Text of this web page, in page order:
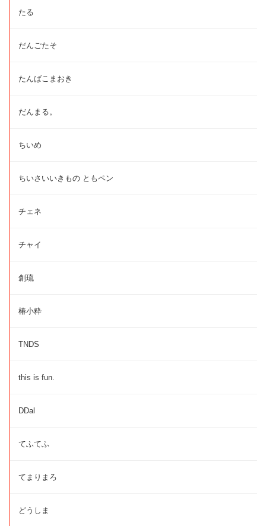
たる
だんごたそ
たんばこまおき
だんまる。
ちいめ
ちいさいいきもの ともペン
チェネ
チャイ
創琉
椿小粋
TNDS
this is fun.
DDal
てふてふ
てまりまろ
どうしま